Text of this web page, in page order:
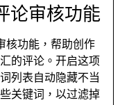
论审核功能
核功能 ，帮助创作
的评论 。开启这项
列表自动隐藏不当
关键词 ，以过滤掉